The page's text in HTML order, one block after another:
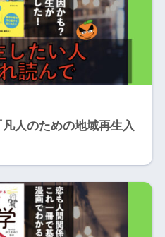
人のための地域再生入